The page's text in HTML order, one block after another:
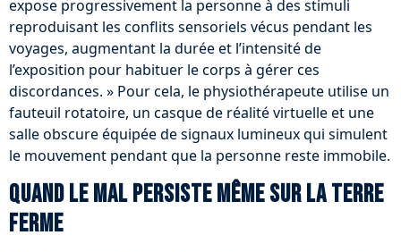
expose progressivement la personne à des stimuli
reproduisant les conflits sensoriels vécus pendant les
voyages, augmentant la durée et l’intensité de
l’exposition pour habituer le corps à gérer ces
discordances. » Pour cela, le physiothérapeute utilise un
fauteuil rotatoire, un casque de réalité virtuelle et une
salle obscure équipée de signaux lumineux qui simulent
le mouvement pendant que la personne reste immobile.
Quand le mal persiste même sur la terre
ferme